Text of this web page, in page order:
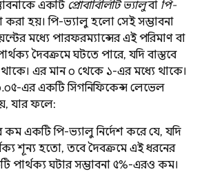
একটি প্রোবাবিলিটি ভ্যালুবা পি-
করা হয়। পি-ভ্যালু হলো সেই সম্ভাবনা
মধ্যে পারফরম্যান্সের এই পরিমাণ বা
দৈবক্রমে ঘটতে পারে, যদি বাস্তবে
থাকে। এর মান ০ থেকে ১-এর মধ্যে থাকে।
এর একটি সিগনিফিকেন্স লেভেল
যার ফলে:
একটি পি-ভ্যালু নির্দেশ করে যে, যদি
শূন্য হতো, তবে দৈবক্রমে এই ধরনের
পার্থক্য ঘটার সম্ভাবনা ৫%-এরও কম।